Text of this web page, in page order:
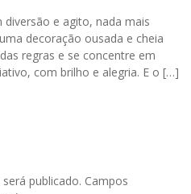
e agito, nada mais
decoração ousada e cheia
regras e se concentre em
com brilho e alegria. E o […]
publicado. Campos